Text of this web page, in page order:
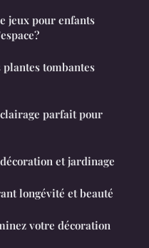
jeux pour enfants
plantes tombantes
parfait pour
et jardinage
longévité et beauté
votre décoration